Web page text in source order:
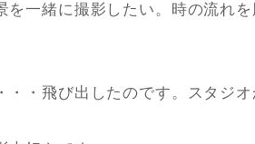
を一緒に撮影したい。時の流れ
・・飛び出したのです。スタジオ